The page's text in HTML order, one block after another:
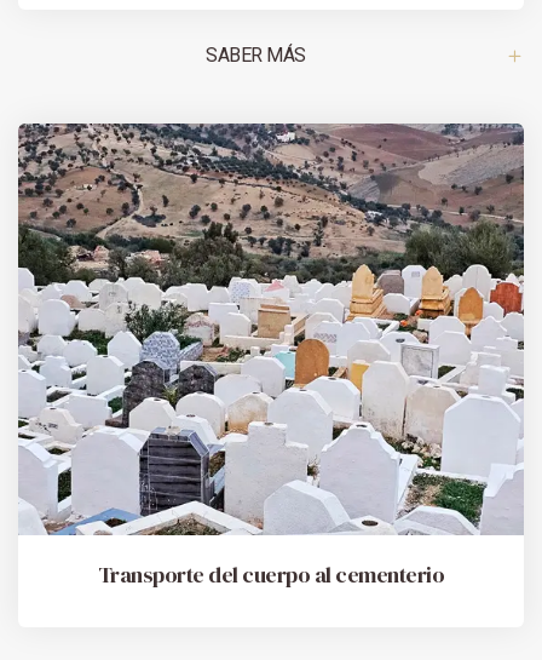
SABER MÁS
Transporte del cuerpo al cementerio